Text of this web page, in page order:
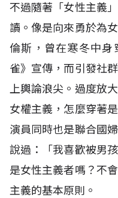
不過隨著「女性主義
讀。像是向來勇於為
倫斯，曾在寒冬中身
雀》宣傳，而引發社
上輿論浪尖。過度放
女權主義，怎麼穿著
演員同時也是聯合國
說過：「我喜歡被男
是女性主義者嗎？不
主義的基本原則。